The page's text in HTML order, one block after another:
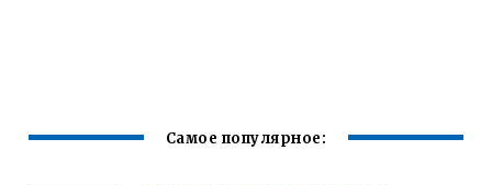
Самое популярное: